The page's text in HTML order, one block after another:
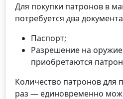
Для покупки патронов в
потребуется два
Паспорт;
Разрешение на
приобретаются
Количество патронов для
раз — единовременно